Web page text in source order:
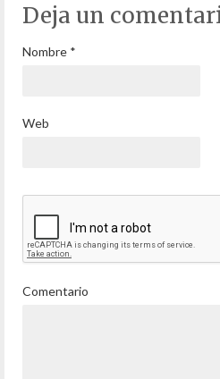
Deja un
Nombre *
Web
Comentario